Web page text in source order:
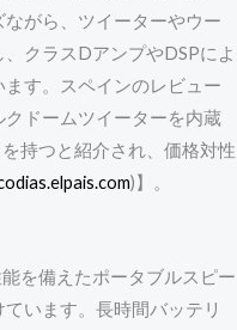
がら、ツイーターやウー
クラスDアンプやDSPによ
す。スペインのレビュー
ドームツイーターを内蔵
持つと紹介され、価格対性
)】。
を備えたポータブルスピー
います。長時間バッテリ